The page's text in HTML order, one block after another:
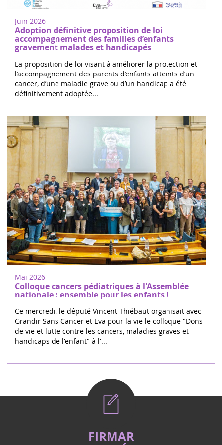
Juin 2026
Adoption définitive proposition de loi
accompagnement des familles d’enfants
gravement malades et handicapés
La proposition de loi visant à améliorer la protection et
l’accompagnement des parents d’enfants atteints d’un
cancer, d’une maladie grave ou d’un handicap a été
définitivement adoptée...
Mai 2026
Colloque cancers pédiatriques à l'Assemblée
nationale : ensemble pour les enfants !
Ce mercredi, le député Vincent Thiébaut organisait avec
Grandir Sans Cancer et Eva pour la vie le colloque "Dons
de vie et lutte contre les cancers, maladies graves et
handicaps de l'enfant" à l'...
FIRMAR